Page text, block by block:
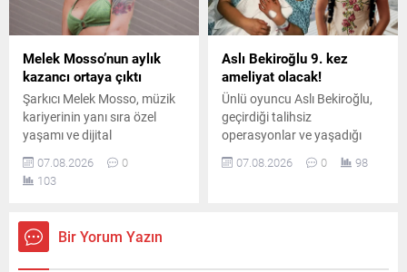
Melek Mosso’nun aylık
kazancı ortaya çıktı
Şarkıcı Melek Mosso, müzik
kariyerinin yanı sıra özel
yaşamı ve dijital
platformlardaki
çalışmalarıyla da adından
söz ettiriyor. Instagram’da
kullanan Mosso’nun abone
sayısı ve buradan elde ettiği
07.08.2026
0
103
Aslı Bekiroğlu 9. kez
ameliyat olacak!
Ünlü oyuncu Aslı Bekiroğlu,
geçirdiği talihsiz
operasyonlar ve yaşadığı
ciddi sağlık sorunlarının
ardından, sekiz ameliyatın
07.08.2026 0 98
Bir Yorum Yazın